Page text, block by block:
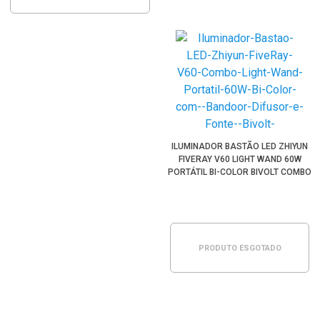
ILUMINADOR BASTÃO LED ZHIYUN
FIVERAY V60 LIGHT WAND 60W
PORTÁTIL BI-COLOR BIVOLT COMBO
PRODUTO ESGOTADO